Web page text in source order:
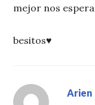
mejor nos
besitos♥
Arien